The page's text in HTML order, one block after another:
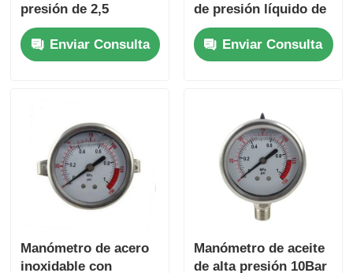
Contacto
noticias
Ablandador de agua
cárter del filtro de agua
cartucho de filtro de agua
presión de 2,5
pulgadas 63 mm 6 bar
80 psi para
tratamiento de agua
Enviar Consulta
de presión líquido de
aceite depositado 2.5
"conexión inferior
para la planta de
Enviar Consulta
Manómetro de acero
inoxidable con
Manómetro de aceite
de alta presión 10Bar